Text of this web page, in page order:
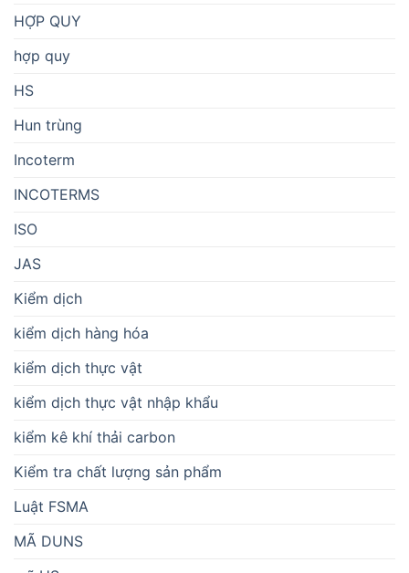
HỢP QUY
hợp quy
HS
Hun trùng
Incoterm
INCOTERMS
ISO
JAS
Kiểm dịch
kiểm dịch hàng hóa
kiểm dịch thực vật
kiểm dịch thực vật nhập khẩu
kiểm kê khí thải carbon
Kiểm tra chất lượng sản phẩm
Luật FSMA
MÃ DUNS